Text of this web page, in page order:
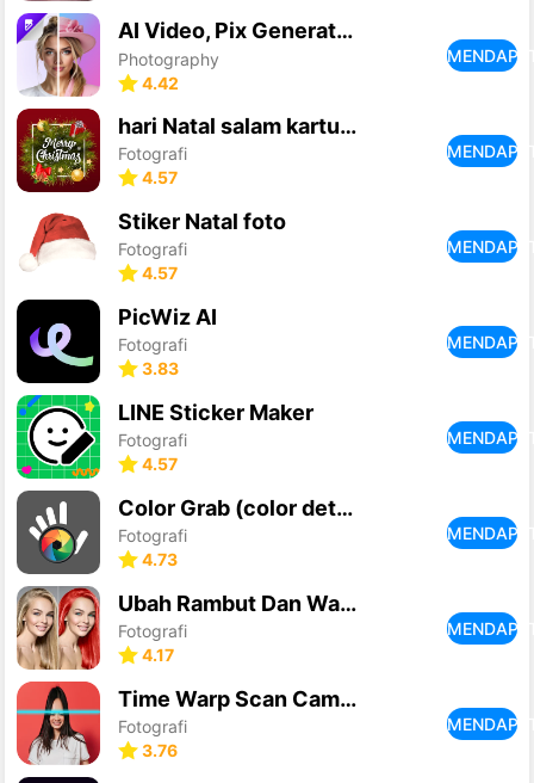
AI Video, Pix Generator・Filter
Photography
4.42
hari Natal salam kartu-kartu
Fotografi
4.57
Stiker Natal foto
Fotografi
4.57
PicWiz AI
Fotografi
3.83
LINE Sticker Maker
Fotografi
4.57
Color Grab (color detection)
Fotografi
4.73
Ubah Rambut Dan Warna Mata
Fotografi
4.17
Time Warp Scan Cam&Face Filter
Fotografi
3.76